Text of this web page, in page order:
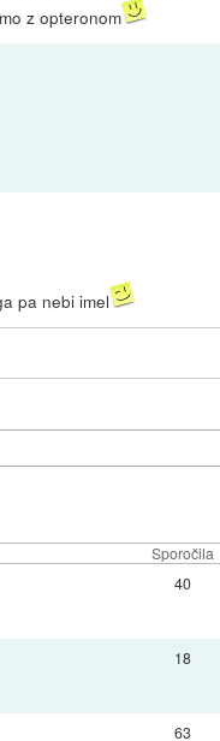
z opteronom
pa nebi imel
Sporočila
40
18
63